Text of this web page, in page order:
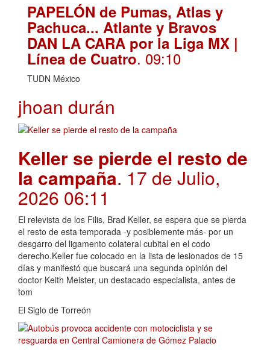
PAPELÓN de Pumas, Atlas y
Pachuca... Atlante y Bravos
DAN LA CARA por la Liga MX |
Línea de Cuatro. 09:10
TUDN México
jhoan durán
Keller se pierde el resto de
la campaña. 17 de Julio,
2026 06:11
El relevista de los Filis, Brad Keller, se espera que se pierda
el resto de esta temporada -y posiblemente más- por un
desgarro del ligamento colateral cubital en el codo
derecho.Keller fue colocado en la lista de lesionados de 15
días y manifestó que buscará una segunda opinión del
doctor Keith Meister, un destacado especialista, antes de
tom
El Siglo de Torreón